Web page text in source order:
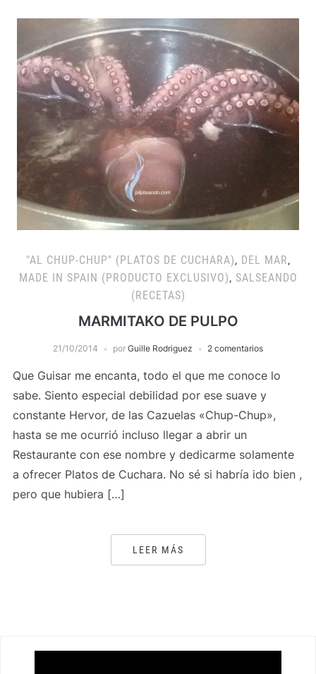
"AL CHUP-CHUP" (PLATOS DE CUCHARA), DEL MAR,
MADE IN SPAIN (PRODUCTO EXCLUSIVO), SALSEANDO
(RECETAS)
MARMITAKO DE PULPO
21/10/2014 por Guille Rodriguez 2 comentarios
Que Guisar me encanta, todo el que me conoce lo
sabe. Siento especial debilidad por ese suave y
constante Hervor, de las Cazuelas «Chup-Chup»,
hasta se me ocurrió incluso llegar a abrir un
Restaurante con ese nombre y dedicarme solamente
a ofrecer Platos de Cuchara. No sé si habría ido bien ,
pero que hubiera […]
LEER MÁS